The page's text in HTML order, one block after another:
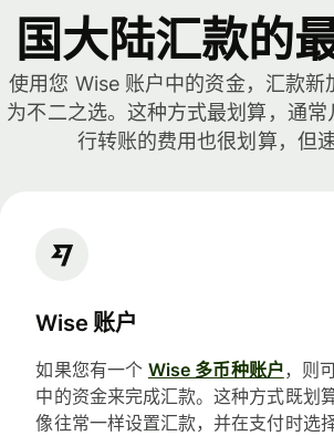
国大陆汇款的
使用您 Wise 账户中的资金，汇款新
为不二之选。这种方式最划算，通常
行转账的费用也很划算，但速
Wise 账户
如果您有一个 Wise 多币种账户，则
中的资金来完成汇款。这种方式既划
像往常一样设置汇款，并在支付时选